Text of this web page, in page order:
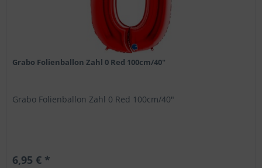
Grabo Folienballon Zahl 0 Red 100cm/40"
Grabo Folienballon Zahl 0 Red 100cm/40"
6,95 € *